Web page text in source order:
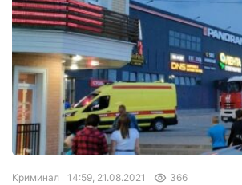
Криминал 14:59, 21.08.2021 366